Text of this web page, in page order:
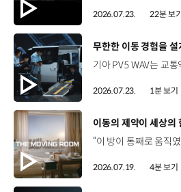
2026.07.23. 22분 보기
[동영상]
2026.07.23. 1분 보기
[동영상]
2026.07.19. 4분 보기